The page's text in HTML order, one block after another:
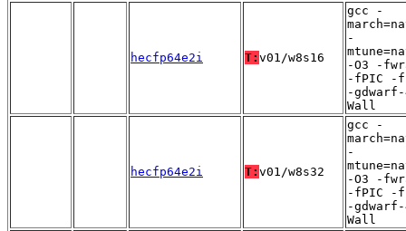
hecfp64e2i T: v01/w8s16
gcc -
-
-O3 -
-fPIC -
-
Wall
hecfp64e2i T: v01/w8s32
gcc -
-
-O3 -
-fPIC -
-
Wall